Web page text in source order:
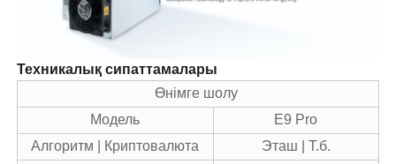
Техникалық сипаттамалары
Өнімге шолу
Модель
E9 Pro
Алгоритм | Криптовалюта
Эташ | Т.б.